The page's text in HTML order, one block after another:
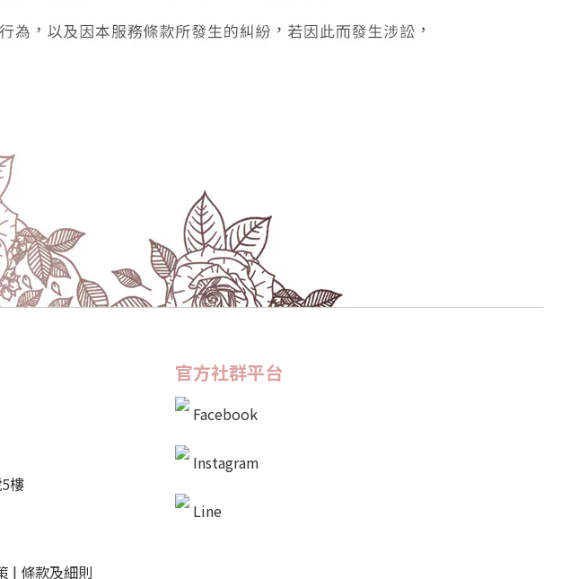
樓
官方社群平台
Facebook
Instagram
Line
| 條款及細則